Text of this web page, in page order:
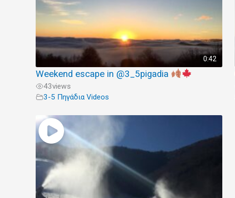
0:42
Weekend escape in @3_5pigadia
43views
3-5 Πηγάδια Videos